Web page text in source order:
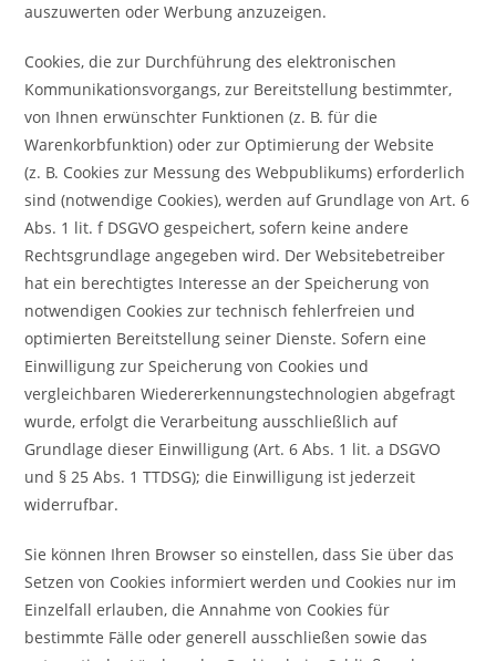
auszuwerten oder Werbung anzuzeigen.
Cookies, die zur Durchführung des elektronischen
Kommunikationsvorgangs, zur Bereitstellung bestimmter,
von Ihnen erwünschter Funktionen (z. B. für die
Warenkorbfunktion) oder zur Optimierung der Website
(z. B. Cookies zur Messung des Webpublikums) erforderlich
sind (notwendige Cookies), werden auf Grundlage von Art. 6
Abs. 1 lit. f DSGVO gespeichert, sofern keine andere
Rechtsgrundlage angegeben wird. Der Websitebetreiber
hat ein berechtigtes Interesse an der Speicherung von
notwendigen Cookies zur technisch fehlerfreien und
optimierten Bereitstellung seiner Dienste. Sofern eine
Einwilligung zur Speicherung von Cookies und
vergleichbaren Wiedererkennungstechnologien abgefragt
wurde, erfolgt die Verarbeitung ausschließlich auf
Grundlage dieser Einwilligung (Art. 6 Abs. 1 lit. a DSGVO
und § 25 Abs. 1 TTDSG); die Einwilligung ist jederzeit
widerrufbar.
Sie können Ihren Browser so einstellen, dass Sie über das
Setzen von Cookies informiert werden und Cookies nur im
Einzelfall erlauben, die Annahme von Cookies für
bestimmte Fälle oder generell ausschließen sowie das